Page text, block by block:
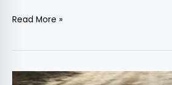
Read More »
Test